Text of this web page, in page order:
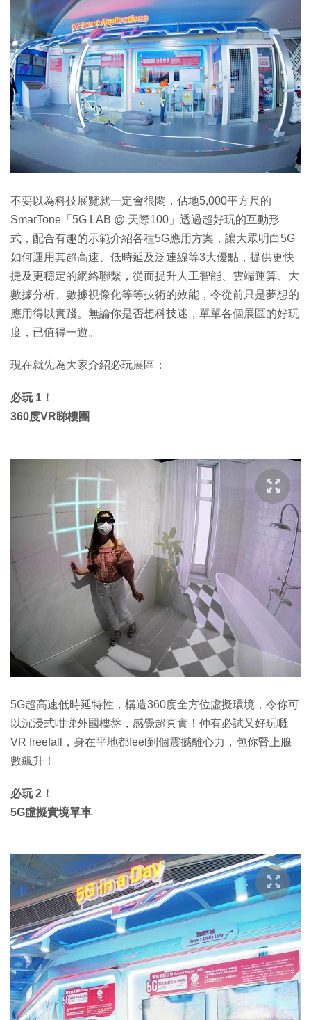
不要以為科技展覽就一定會很悶，佔地5,000平方尺的
SmarTone「5G LAB @ 天際100」透過超好玩的互動形
式，配合有趣的示範介紹各種5G應用方案，讓大眾明白5G
如何運用其超高速、低時延及泛連線等3大優點，提供更快
捷及更穩定的網絡聯繫，從而提升人工智能、雲端運算、大
數據分析、數據視像化等等技術的效能，令從前只是夢想的
應用得以實踐。無論你是否想科技迷，單單各個展區的好玩
度，已值得一遊。
現在就先為大家介紹必玩展區：
必玩 1！
360度VR睇樓團
5G超高速低時延特性，構造360度全方位虛擬環境，令你可
以沉浸式咁睇外國樓盤，感覺超真實！仲有必試又好玩嘅
VR freefall，身在平地都feel到個震撼離心力，包你腎上腺
數飆升！
必玩 2！
5G虛擬實境單車